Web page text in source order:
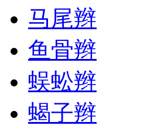
马尾辫
鱼骨辫
蜈蚣辫
蝎子辫